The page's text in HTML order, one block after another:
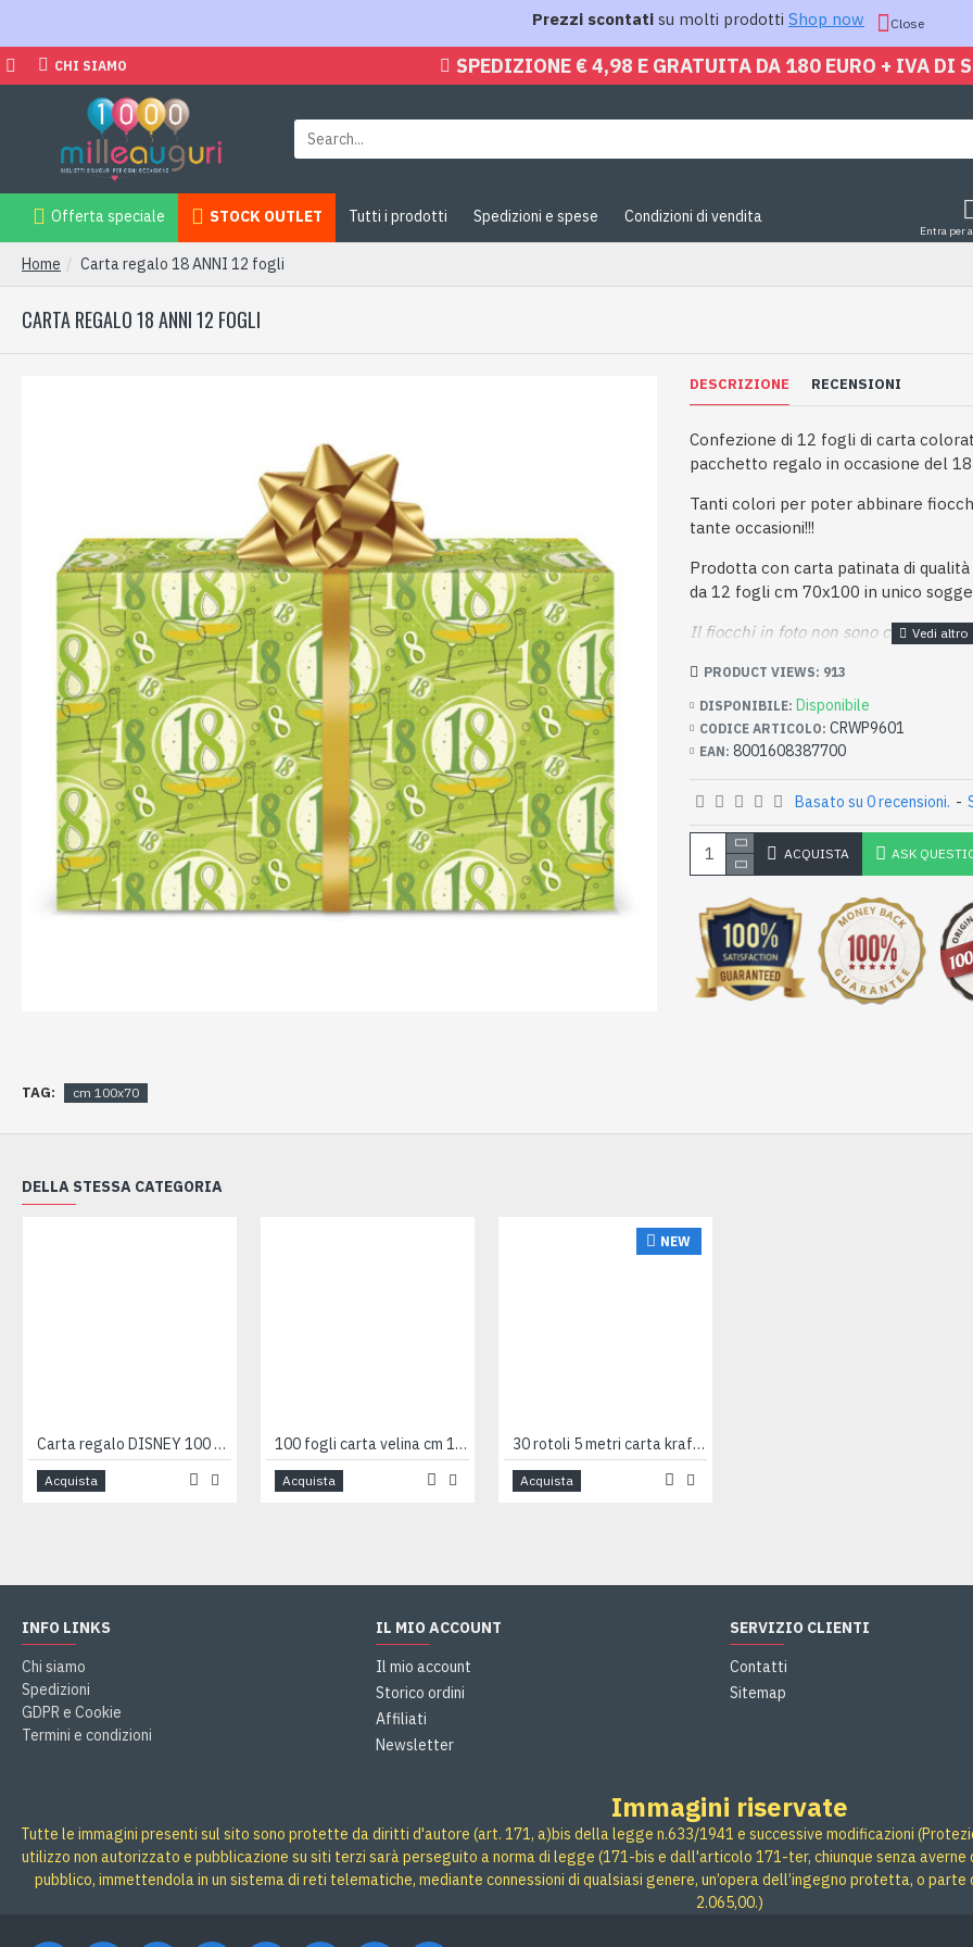
Prezzi scontati su molti prodotti Shop now Close
CHI SIAMO SPEDIZIONE € 4,98 E GRATUITA DA 180 EURO + IVA DI
Offerta speciale STOCK OUTLET Tutti i prodotti Spedizioni e spese Condizioni di vendita
Entra per
Home Carta regalo 18 ANNI 12 fogli
CARTA REGALO 18 ANNI 12 FOGLI
DESCRIZIONE RECENSIONI
Confezione di 12 fogli di carta
pacchetto regalo in occasione del
Tanti colori per poter abbinare
tante occasioni!!!
Prodotta con carta patinata di
da 12 fogli cm 70x100 in unico
Il fiocchi in foto non sono compresi.
DISPONIBILE: Disponibile
CODICE ARTICOLO: CRWP9601
EAN: 8001608387700
PRODUCT VIEWS: 913
Basato su 0 recensioni. -
ACQUISTA ASK
TAG: cm 100x70
DELLA STESSA CATEGORIA
Carta regalo DISNEY 100 fogli
Acquista
100 fogli carta velina cm 100x140 - 21gr
Acquista
NEW
30 rotoli 5 metri carta kraft millerighe avana 80 g/m²
Acquista
INFO LINKS
Chi siamo
Spedizioni
GDPR e Cookie
Termini e condizioni
IL MIO ACCOUNT
Il mio account
Storico ordini
Affiliati
Newsletter
SERVIZIO CLIENTI
Contatti
Sitemap
Immagini riservate
Tutte le immagini presenti sul sito sono protette da diritti d'autore (art. 171, a)bis della legge n.633/1941 e successive modificazioni
utilizzo non autorizzato e pubblicazione su siti terzi sarà perseguito a norma di legge (171-bis e dall'articolo 171-ter, chiunque senza
pubblico, immettendola in un sistema di reti telematiche, mediante connessioni di qualsiasi genere, un’opera dell’ingegno protetta, o
2.065,00.)